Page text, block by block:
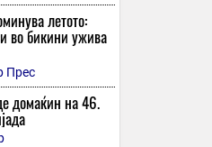
летото:
во бикини ужива
Прес
домаќин на 46.